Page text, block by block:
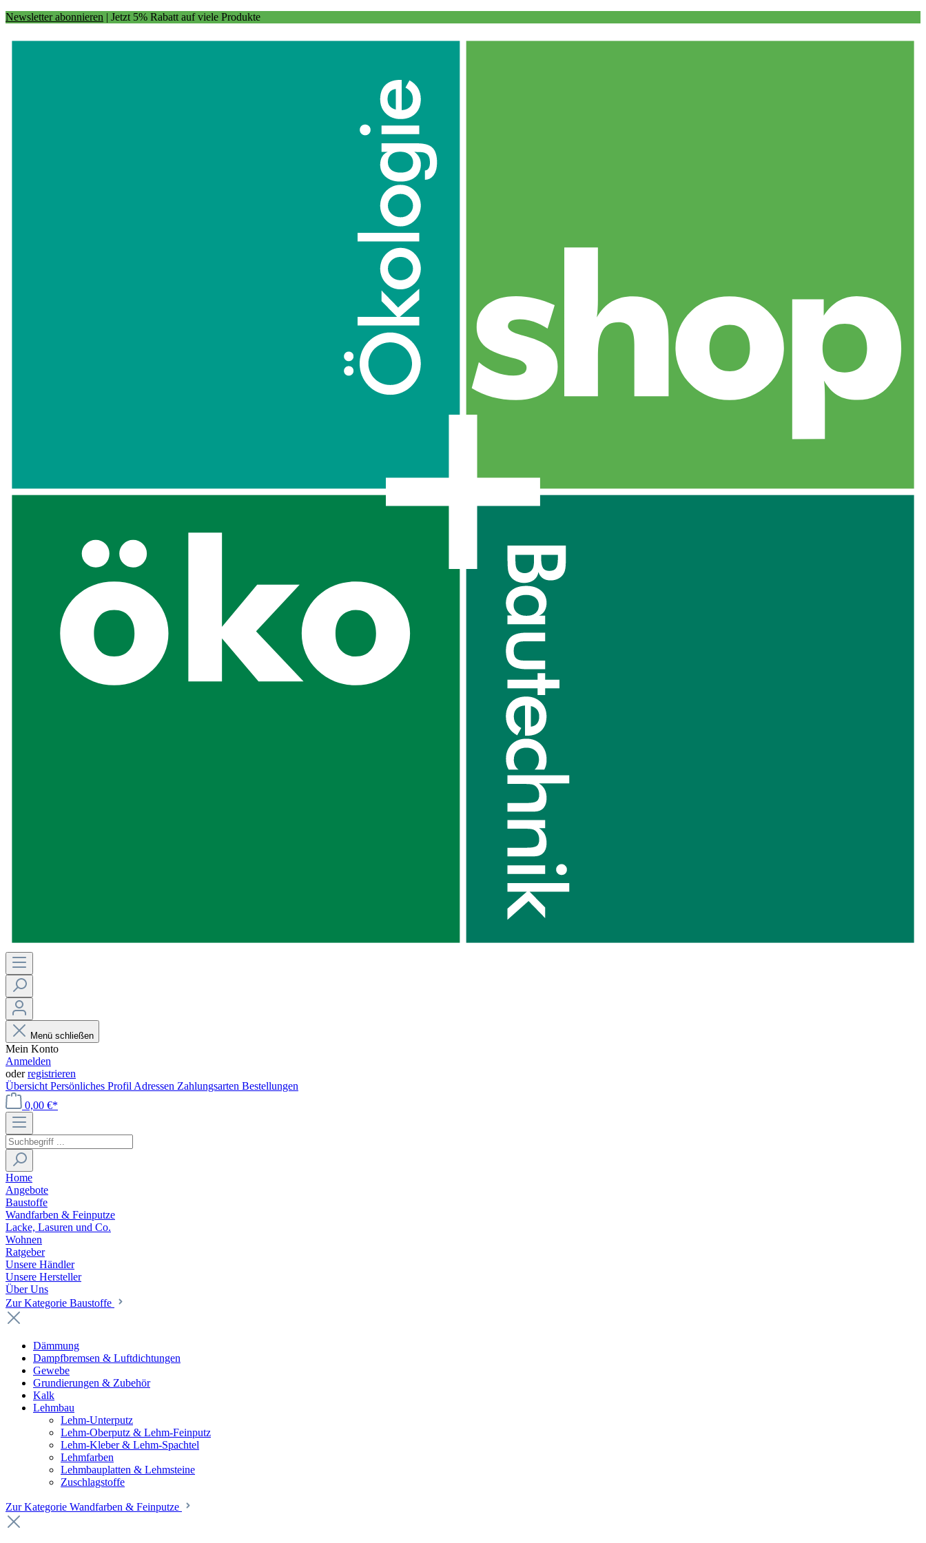
Newsletter abonnieren | Jetzt 5% Rabatt auf viele Produkte
Menü schließen
Mein Konto
Anmelden
oderregistrieren
Übersicht Persönliches Profil Adressen Zahlungsarten Bestellungen
0,00 €*
Home
Angebote
Baustoffe
Wandfarben & Feinputze
Lacke, Lasuren und Co.
Wohnen
Ratgeber
Unsere Händler
Unsere Hersteller
Über Uns
Zur Kategorie Baustoffe
Dämmung
Dampfbremsen & Luftdichtungen
Gewebe
Grundierungen & Zubehör
Kalk
Lehmbau
Lehm-Unterputz
Lehm-Oberputz & Lehm-Feinputz
Lehm-Kleber & Lehm-Spachtel
Lehmfarben
Lehmbauplatten & Lehmsteine
Zuschlagstoffe
Zur Kategorie Wandfarben & Feinputze